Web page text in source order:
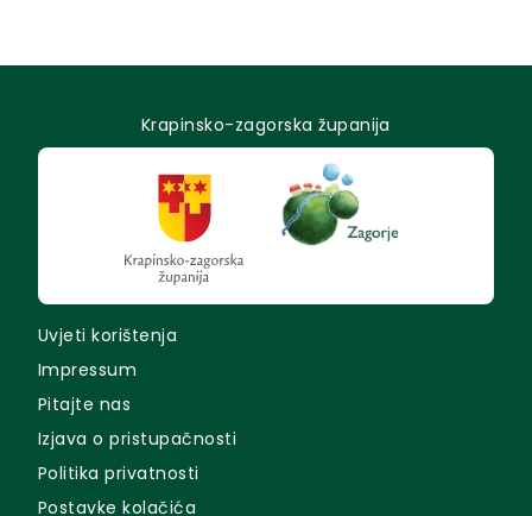
Krapinsko-zagorska županija
Uvjeti korištenja
Impressum
Pitajte nas
Izjava o pristupačnosti
Politika privatnosti
Postavke kolačića